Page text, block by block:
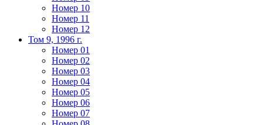
Номер 10
Номер 11
Номер 12
Том 9, 1996 г.
Номер 01
Номер 02
Номер 03
Номер 04
Номер 05
Номер 06
Номер 07